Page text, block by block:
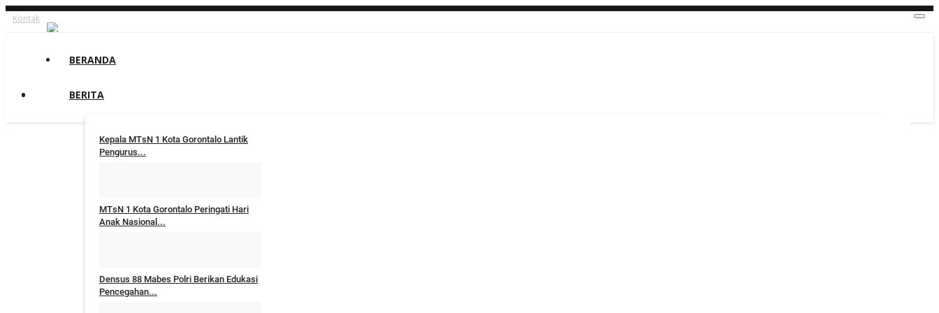
Kontak
BERANDA
BERITA
Kepala MTsN 1 Kota Gorontalo Lantik
Pengurus...
MTsN 1 Kota Gorontalo Peringati Hari
Anak Nasional...
Densus 88 Mabes Polri Berikan Edukasi
Pencegahan...